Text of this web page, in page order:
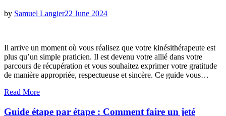
by Samuel LangierPosted
22 June 2024
Il arrive un moment où vous réalisez que votre kinésithérapeute est
plus qu’un simple praticien. Il est devenu votre allié dans votre
parcours de récupération et vous souhaitez exprimer votre gratitude
de manière appropriée, respectueuse et sincère. Ce guide vous…
Read More
Guide étape par étape : Comment faire un jeté